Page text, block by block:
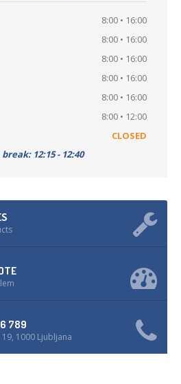
8:00 • 16:00
8:00 • 16:00
8:00 • 16:00
8:00 • 16:00
8:00 • 16:00
8:00 • 12:00
CLOSED
12:15 - 12:40
789
1000 Ljubljana